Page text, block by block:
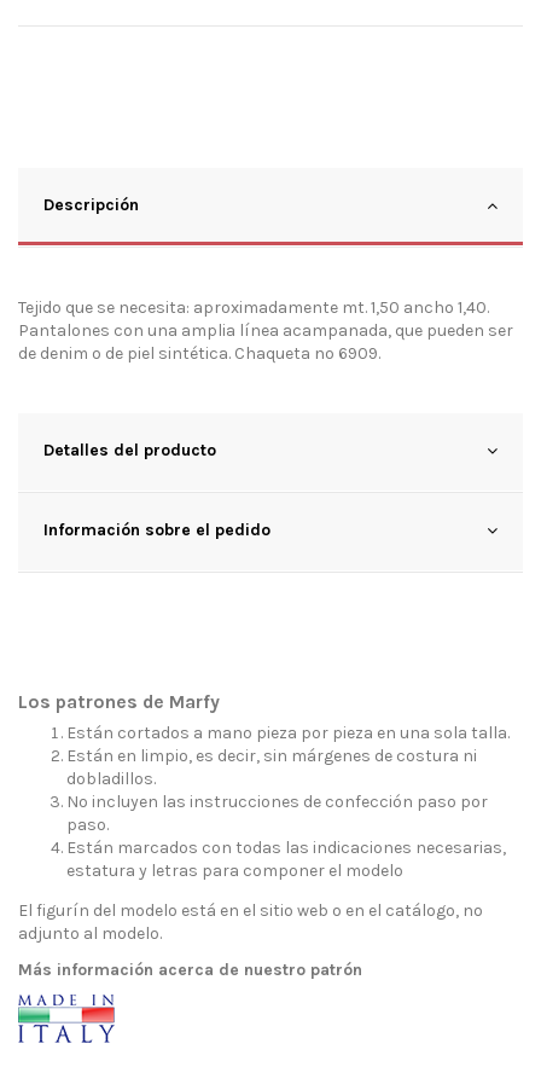
Descripción
Tejido que se necesita: aproximadamente mt. 1,50 ancho 1,40.
Pantalones con una amplia línea acampanada, que pueden ser
de denim o de piel sintética. Chaqueta nº 6909.
Detalles del producto
Información sobre el pedido
Los patrones de Marfy
Están cortados a mano pieza por pieza en una sola talla.
Están en limpio, es decir, sin márgenes de costura ni
dobladillos.
No incluyen las instrucciones de confección paso por
paso.
Están marcados con todas las indicaciones necesarias,
estatura y letras para componer el modelo
El figurín del modelo está en el sitio web o en el catálogo, no
adjunto al modelo.
Más información acerca de nuestro patrón